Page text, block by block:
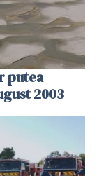
putea
2003